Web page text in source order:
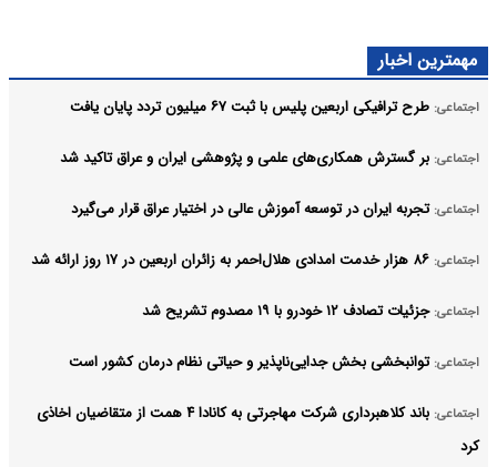
مهمترین اخبار
اجتماعی: طرح ترافیکی اربعین پلیس با ثبت ۶۷ میلیون تردد پایان یافت
اجتماعی: بر گسترش همکاری‌های علمی و پژوهشی ایران و عراق تاکید شد
اجتماعی: تجربه ایران در توسعه آموزش عالی در اختیار عراق قرار می‌گیرد
اجتماعی: ۸۶ هزار خدمت امدادی هلال‌احمر به زائران اربعین در ۱۷ روز ارائه شد
اجتماعی: جزئیات تصادف ۱۲ خودرو با ۱۹ مصدوم تشریح شد
اجتماعی: توانبخشی بخش جدایی‌ناپذیر و حیاتی نظام درمان کشور است
اجتماعی:
باند کلاهبرداری شرکت مهاجرتی به کانادا ۴ همت از متقاضیان اخاذی
کرد